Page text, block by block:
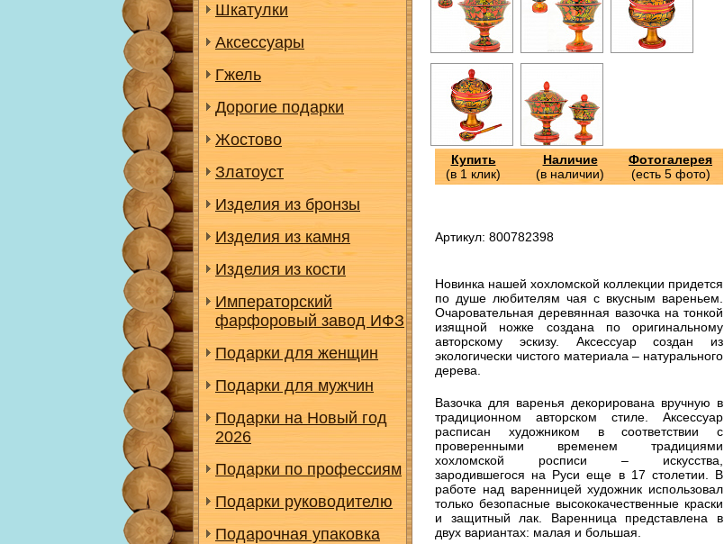
Шкатулки
Аксессуары
Гжель
Дорогие подарки
Жостово
Златоуст
Изделия из бронзы
Изделия из камня
Изделия из кости
Императорский
фарфоровый завод ИФЗ
Подарки для женщин
Подарки для мужчин
Подарки на Новый год
2026
Подарки по профессиям
Подарки руководителю
Подарочная упаковка
Купить
(в 1 клик)
Наличие
(в наличии)
Фотогалерея
(есть 5 фото)
Артикул: 800782398
Новинка нашей хохломской коллекции придется
по душе любителям чая с вкусным вареньем.
Очаровательная деревянная вазочка на тонкой
изящной ножке создана по оригинальному
авторскому эскизу. Аксессуар создан из
экологически чистого материала – натурального
дерева.
Вазочка для варенья декорирована вручную в
традиционном авторском стиле. Аксессуар
расписан художником в соответствии с
проверенными временем традициями
хохломской росписи – искусства,
зародившегося на Руси еще в 17 столетии. В
работе над варенницей художник использовал
только безопасные высококачественные краски
и защитный лак. Варенница представлена в
двух вариантах: малая и большая.